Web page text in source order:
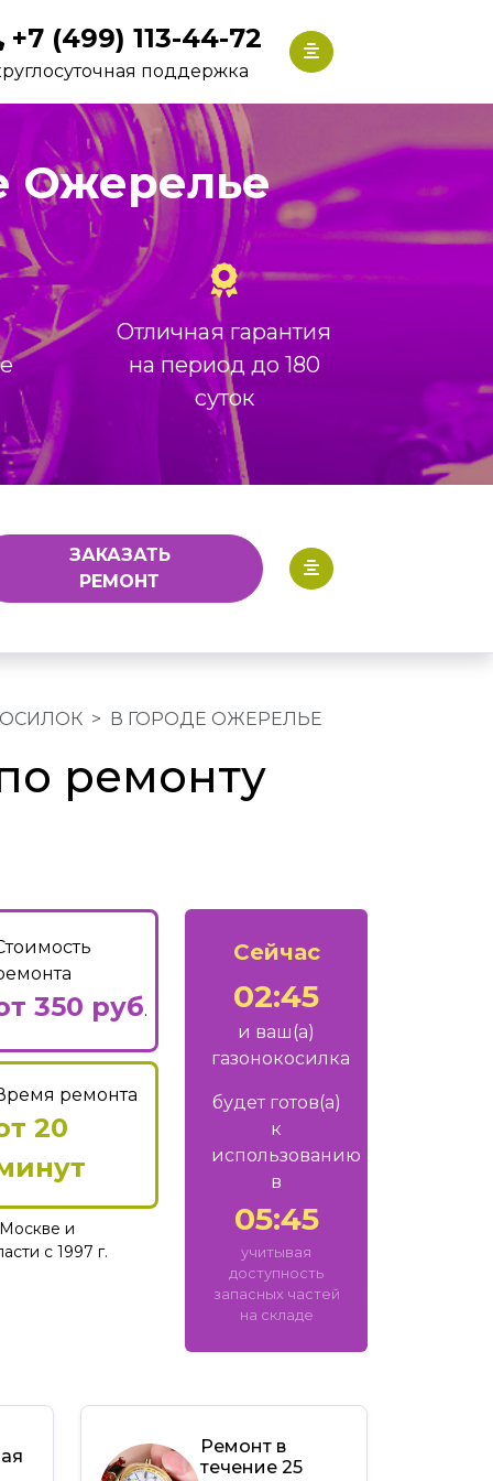
+7 (499) 113-44-72
поддержка
Ожерелье
Отличная гарантия
на период до 180
суток
ЗАКАЗАТЬ
РЕМОНТ
В ГОРОДЕ ОЖЕРЕЛЬЕ
ремонту
350 руб.
ремонта
20
и
с 1997 г.
Сейчас
02:45
и ваш(а)
газонокосилка
будет готов(а)
к
использованию
в
05:45
учитывая
доступность
запасных частей
на складе
Ремонт в
течение 25